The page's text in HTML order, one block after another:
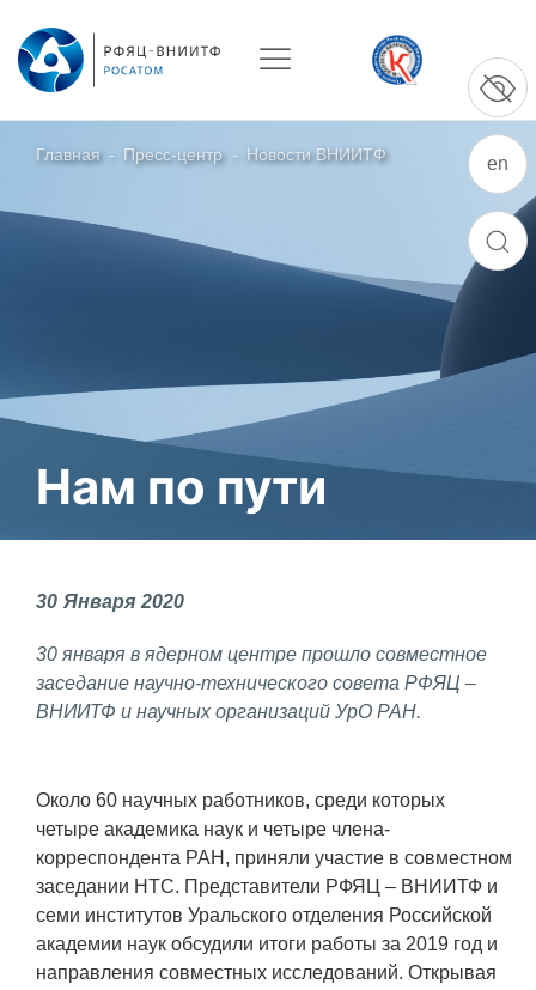
О ПРЕДПРИЯТИИ
О РФЯЦ – ВНИИТФ
История филиала ВНИИТФ – ВЭИ
НАУКА
Фундаментальные и прикладные
исследования
Газодинамические исследования
Экспериментальная база
Забабахинские научные чтения
Семинар «Радиационная физика
металлов и сплавов»
Аспирантура
Премии молодым ученым
Главная - Пресс-центр - Новости ВНИИТФ
Нам по пути
30 Января 2020
30 января в ядерном центре прошло совместное
заседание научно-технического совета РФЯЦ –
ВНИИТФ и научных организаций УрО РАН.
Около 60 научных работников, среди которых
четыре академика наук и четыре члена-
корреспондента РАН, приняли участие в совместном
заседании НТС. Представители РФЯЦ – ВНИИТФ и
семи институтов Уральского отделения Российской
академии наук обсудили итоги работы за 2019 год и
направления совместных исследований. Открывая
en